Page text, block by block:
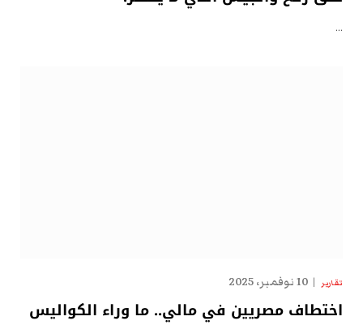
…
تقارير 10 نوفمبر، 2025
اختطاف مصريين في مالي.. ما وراء الكواليس